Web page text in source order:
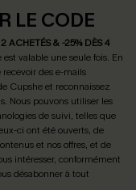
LE CODE
2 ACHETÉS & -25% DÈS 4
valable une seule fois. En
des e-mails
Cupshe et reconnaissez
. Nous pouvons utiliser les
de suivi, telles que
ci ont été ouverts, de
et nos offres, et de
intéresser, conformément
désabonner à tout